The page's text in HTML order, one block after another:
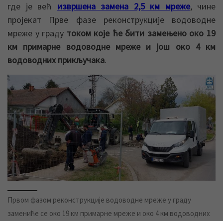
где је већ извршена замена 2,5 км мреже, чине
пројекат Прве фазе реконструкције водоводне
мреже у граду током које ће бити замењено око 19
км примарне водоводне мреже и још око 4 км
водоводних прикључака.
Првом фазом реконструкције водоводне мреже у граду
замениће се око 19 км примарне мреже и око 4 км водоводних